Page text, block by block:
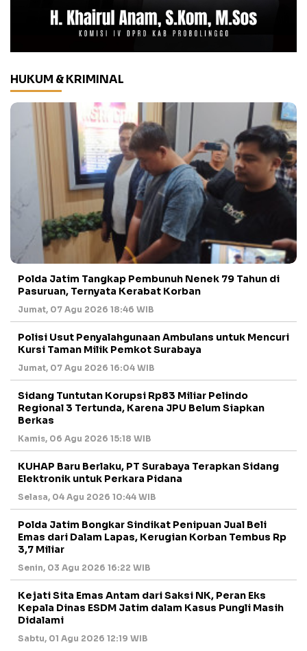
HUKUM & KRIMINAL
Polda Jatim Tangkap Pembunuh Nenek 79 Tahun di
Pasuruan, Ternyata Kerabat Korban
Jumat, 07 Agu 2026 18:46 WIB
Polisi Usut Penyalahgunaan Ambulans untuk Mencuri
Kursi Taman Milik Pemkot Surabaya
Jumat, 07 Agu 2026 16:04 WIB
Sidang Tuntutan Korupsi Rp83 Miliar Pelindo
Regional 3 Tertunda, Karena JPU Belum Siapkan
Berkas
Kamis, 06 Agu 2026 15:18 WIB
KUHAP Baru Berlaku, PT Surabaya Terapkan Sidang
Elektronik untuk Perkara Pidana
Selasa, 04 Agu 2026 10:44 WIB
Polda Jatim Bongkar Sindikat Penipuan Jual Beli
Emas dari Dalam Lapas, Kerugian Korban Tembus Rp
3,7 Miliar
Senin, 03 Agu 2026 16:22 WIB
Kejati Sita Emas Antam dari Saksi NK, Peran Eks
Kepala Dinas ESDM Jatim dalam Kasus Pungli Masih
Didalami
Sabtu, 01 Agu 2026 12:19 WIB